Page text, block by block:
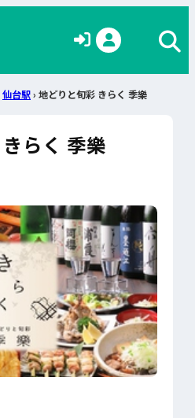
仙台駅› 地どりと旬彩 きらく 季樂
らく 季樂